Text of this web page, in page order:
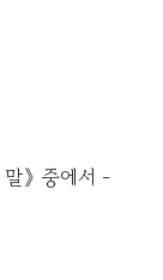
》 중에서 -